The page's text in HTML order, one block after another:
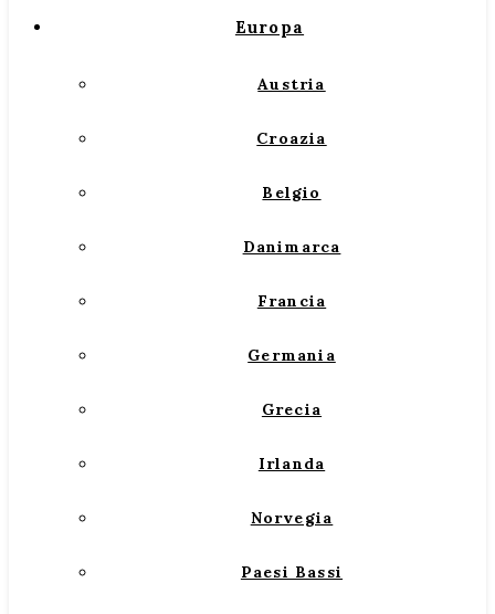
Europa
Austria
Croazia
Belgio
Danimarca
Francia
Germania
Grecia
Irlanda
Norvegia
Paesi Bassi